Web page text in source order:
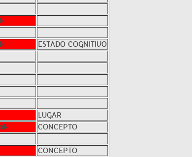
ESTADO_COGNITIVO
LUGAR
CONCEPTO
CONCEPTO